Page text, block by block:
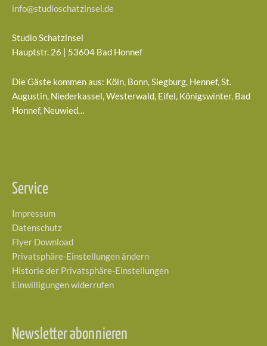
info@studioschatzinsel.de
Studio Schatzinsel
Hauptstr. 26 | 53604 Bad Honnef
Die Gäste kommen aus: Köln, Bonn, Siegburg, Hennef, St.
Augustin, Niederkassel, Westerwald, Eifel, Königswinter, Bad
Honnef, Neuwied…
Service
Impressum
Datenschutz
Flyer Download
Privatsphäre-Einstellungen ändern
Historie der Privatsphäre-Einstellungen
Einwilligungen widerrufen
Newsletter abonnieren